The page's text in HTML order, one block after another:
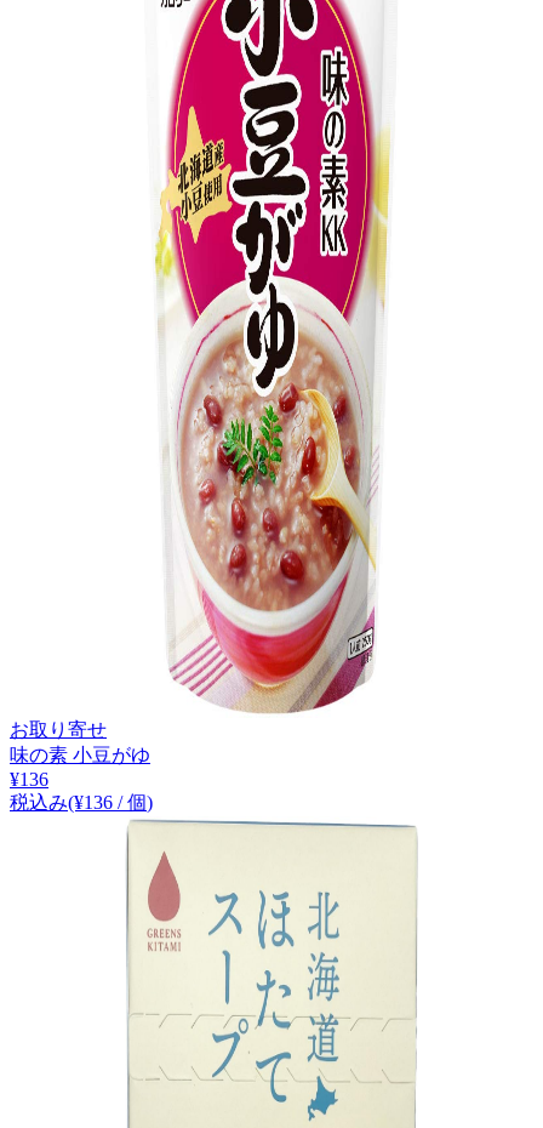
お取り寄せ
味の素 小豆がゆ
¥136
税込み(¥136 / 個)